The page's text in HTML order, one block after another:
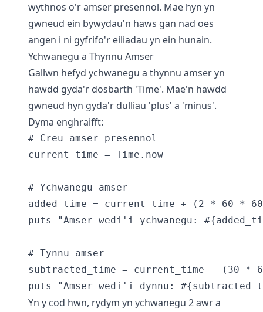
wythnos o'r amser presennol. Mae hyn yn
gwneud ein bywydau'n haws gan nad oes
angen i ni gyfrifo'r eiliadau yn ein hunain.
Ychwanegu a Thynnu Amser
Gallwn hefyd ychwanegu a thynnu amser yn
hawdd gyda'r dosbarth 'Time'. Mae'n hawdd
gwneud hyn gyda'r dulliau 'plus' a 'minus'.
Dyma enghraifft:
# Creu amser presennol
current_time = Time.now
# Ychwanegu amser
added_time = current_time + (2 * 60 *
puts "Amser wedi'i ychwanegu:
# Tynnu amser
subtracted_time = current_time - (30 *
Yn y cod hwn, rydym yn ychwanegu 2 awr a